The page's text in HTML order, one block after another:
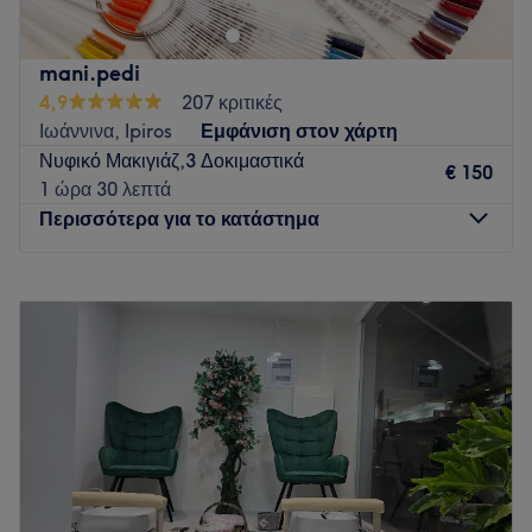
Go to venue
mani.pedi
4,9
207 κριτικές
Ιωάννινα, Ipiros
Εμφάνιση στον χάρτη
Νυφικό Μακιγιάζ,3 Δοκιμαστικά
1 ώρα 30 λεπτά
€ 150
Περισσότερα για το κατάστημα
10:00
10:00
17:00
20:00
Παρασκευή
10:00
20:00
10:00–15:00
Κυριακή
Κλειστό
Το mani.pedi είναι μια υπηρεσία ονυχοπλαστικής που